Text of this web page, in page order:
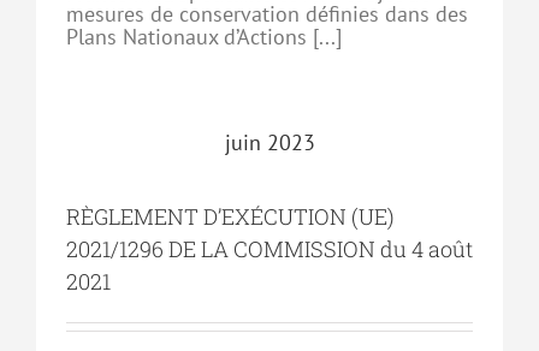
mesures de conservation définies dans des
Plans Nationaux d’Actions [...]
juin 2023
RÈGLEMENT D’EXÉCUTION (UE)
2021/1296 DE LA COMMISSION du 4 août
2021